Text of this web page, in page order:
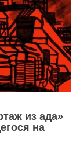
из ада»
на